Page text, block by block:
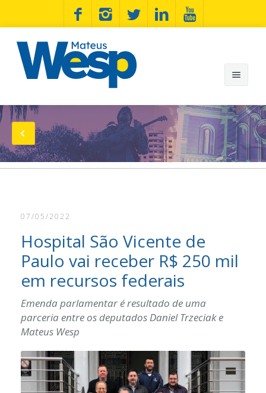
Mateus Wesp
Notícias
Artigos
Fotos
Vídeos
Contato
07/05/2022
Hospital São Vicente de
Paulo vai receber R$ 250 mil
em recursos federais
Emenda parlamentar é resultado de uma
parceria entre os deputados Daniel Trzeciak e
Mateus Wesp